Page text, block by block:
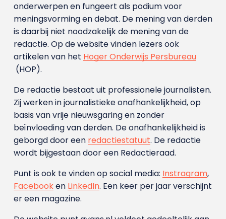
onderwerpen en fungeert als podium voor
meningsvorming en debat. De mening van derden
is daarbij niet noodzakelijk de mening van de
redactie. Op de website vinden lezers ook
artikelen van het Hoger Onderwijs Persbureau
(HOP).
De redactie bestaat uit professionele journalisten.
Zij werken in journalistieke onafhankelijkheid, op
basis van vrije nieuwsgaring en zonder
beïnvloeding van derden. De onafhankelijkheid is
geborgd door een redactiestatuut. De redactie
wordt bijgestaan door een Redactieraad.
Punt is ook te vinden op social media: Instragram,
Facebooken LinkedIn. Een keer per jaar verschijnt
er een magazine.